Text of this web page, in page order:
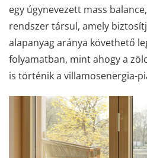
egy úgynevezett mass
rendszer társul, amely
alapanyag aránya követhető
folyamatban, mint ahogy a
is történik a villamosenergia-